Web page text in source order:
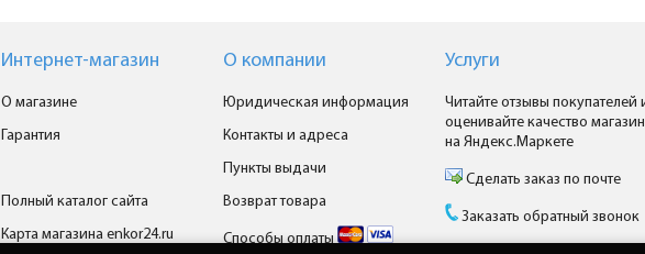
Интернет-магазин
О магазине
Гарантия
Полный каталог сайта
Карта магазина enkor24.ru
О компании
Юридическая информация
Контакты и адреса
Пункты выдачи
Возврат товара
Способы оплаты
Услуги
Читайте отзывы покупателей
оценивайте качество
на Яндекс.Маркете
Сделать заказ по почте
Заказать обратный звонок